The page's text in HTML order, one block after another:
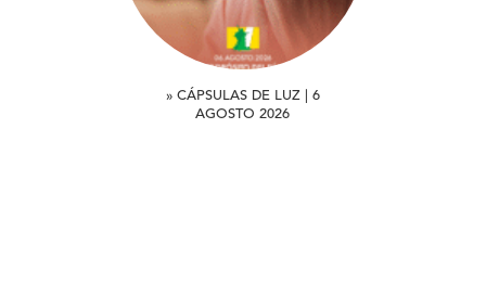
» CÁPSULAS DE LUZ | 6
AGOSTO 2026